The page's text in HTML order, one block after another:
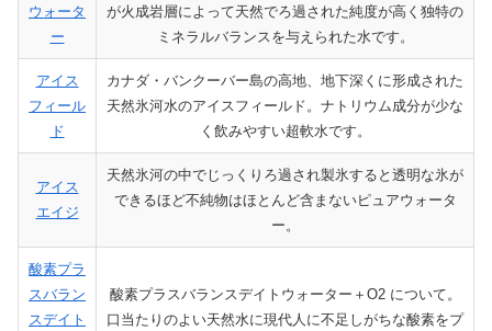
ウォータ
ー
が火成岩層によって天然でろ過された純度が高く独特の
ミネラルバランスを与えられた水です。
アイス
フィール
ド
カナダ・バンクーバー島の高地、地下深くに形成された
天然氷河水のアイスフィールド。ナトリウム成分が少な
く飲みやすい超軟水です。
アイス
エイジ
天然氷河の中でじっくりろ過され製氷すると透明な氷が
できるほど不純物はほとんど含まないピュアウォータ
ー。
酸素プラ
スバラン
スデイト
酸素プラスバランスデイトウォーター＋O2 について。
口当たりのよい天然水に現代人に不足しがちな酸素をプ